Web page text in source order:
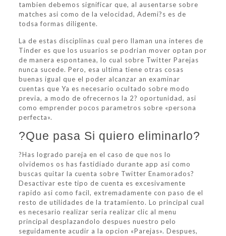
tambien debemos significar que, al ausentarse sobre
matches asi­ como de la velocidad, Ademi?s es de
todsa formas diligente.
La de estas disciplinas cual pero llaman una interes de
Tinder es que los usuarios se podri­an mover optan por
de manera espontanea, lo cual sobre Twitter Parejas
nunca sucede. Pero, esa ultima tiene otras cosas
buenas igual que el poder alcanzar an examinar
cuentas que Ya es necesario ocultado sobre modo
previa, a modo de ofrecernos la 2? oportunidad, asi
como emprender pocos parametros sobre «persona
perfecta».
?Que pasa Si quiero eliminarlo?
?Has logrado pareja en el caso de que nos lo
olvidemos os has fastidiado durante app asi­ como
buscas quitar la cuenta sobre Twitter Enamorados?
Desactivar este tipo de cuenta es excesivamente
rapido asi­ como facil, extremadamente con paso de el
resto de utilidades de la tratamiento. Lo principal cual
es necesario realizar seri­a realizar clic al menu
principal desplazandolo despues nuestro pelo
seguidamente acudir a la opcion «Parejas». Despues,